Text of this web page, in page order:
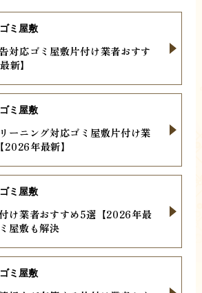
対応ゴミ屋敷片付け業者おすす
新】
ゴミ屋敷
ーニング対応ゴミ屋敷片付け業
年最新】
ゴミ屋敷
け業者おすすめ5選【2026年最
屋敷も解決
ゴミ屋敷
ゴミ屋敷